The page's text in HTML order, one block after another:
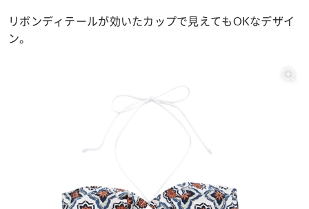
リボンディテールが効いたカップで見えてもOKなデザイ
ン。